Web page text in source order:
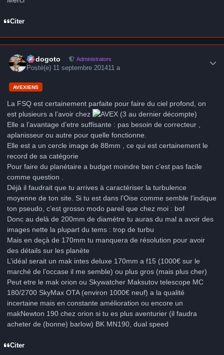
Citer
frédogoto Administrators
Posté(e) 11 septembre 201411 a
AVEXIENS
La FSQ est certainement parfaite pour faire du ciel profond, on
est plusieurs a l’avoir chez
(3 au dernier décompte)
Elle a l’avantage d’etre suffisante : pas besoin de correcteur ,
aplanisseur ou autre pour quelle fonctionne.
Elle est a un cercle image de 88mm , ce qui est certainement le
record de sa catégorie
Pour faire du planétaire a budget moindre ben c’est pas facile
comme question .
Déjà il faudrait que tu arrives à caractériser la turbulence
moyenne de ton site. Si tu est dans l’Oise comme semble l’indique
ton pseudo, c’est grosso modo pareil que chez moi : bof
Donc au delà de 200mm de diamètre tu auras du mal a avoir des
images nette la plupart du tems : trop de turbu
Mais en deçà de 170mm tu manquera de résolution pour avoir
des détails sur les planète
L’idéal serait un mak intes deluxe 170mm a f15 (1000€ sur le
marché de l’occase il me semble) ou plus gros (mais plus cher)
Peut etre le mak orion ou Skywatcher Maksutov telescope MC
180/2700 SkyMax OTA (environ 1000€ neuf) a la qualité
incertaine mais en constante amélioration ou encore un
makNewton 190 chez orion si tu es plus aventurier (il faudra
acheter de (bonne) barlow) BK MN190, dual speed
Citer